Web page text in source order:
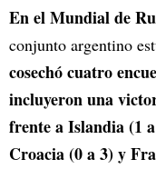
En el Mundial de
conjunto argentino
cosechó cuatro
incluyeron una
frente a Islandia (1
Croacia (0 a 3) y